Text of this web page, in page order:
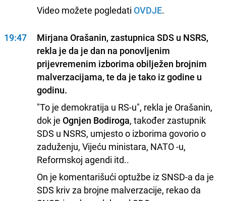
Video možete pogledati OVDJE.
19:47
Mirjana Orašanin, zastupnica SDS u NSRS,
rekla je da je dan na ponovljenim
prijevremenim izborima obilježen brojnim
malverzacijama, te da je tako iz godine u
godinu.
"To je demokratija u RS-u", rekla je Orašanin,
dok je Ognjen Bodiroga, također zastupnik
SDS u NSRS, umjesto o izborima govorio o
zaduženju, Vijeću ministara, NATO -u,
Reformskoj agendi itd..
On je komentarišući optužbe iz SNSD-a da je
SDS kriv za brojne malverzacije, rekao da